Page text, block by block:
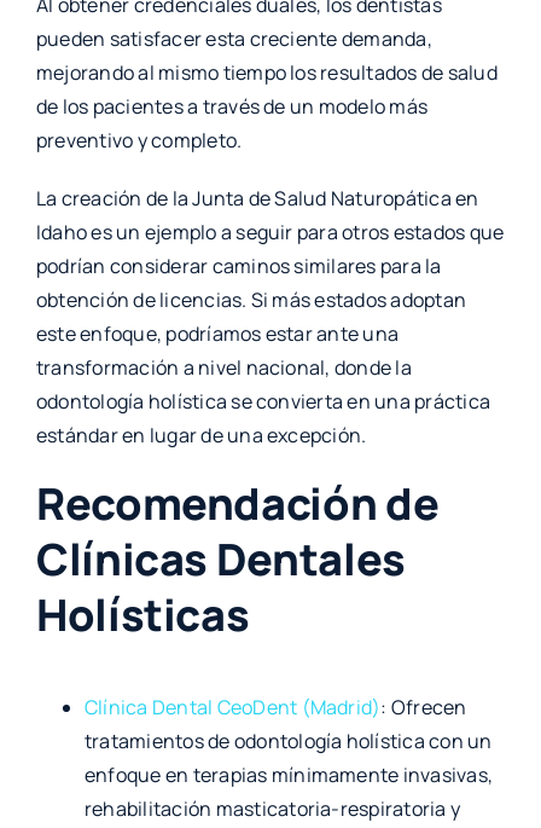
pueden satisfacer esta creciente demanda,
mejorando al mismo tiempo los resultados de salud
de los pacientes a través de un modelo más
preventivo y completo.
La creación de la Junta de Salud Naturopática en
Idaho es un ejemplo a seguir para otros estados que
podrían considerar caminos similares para la
obtención de licencias. Si más estados adoptan
este enfoque, podríamos estar ante una
transformación a nivel nacional, donde la
odontología holística se convierta en una práctica
estándar en lugar de una excepción.
Recomendación de
Clínicas Dentales
Holísticas
Clínica Dental CeoDent (Madrid): Ofrecen
tratamientos de odontología holística con un
enfoque en terapias mínimamente invasivas,
rehabilitación masticatoria-respiratoria y